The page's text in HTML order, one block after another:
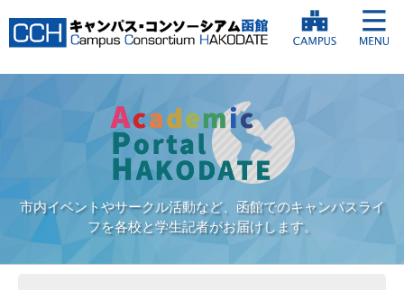
市内イベントやサークル活動など、函館でのキャンパスライ
フを各校と学生記者がお届けします。